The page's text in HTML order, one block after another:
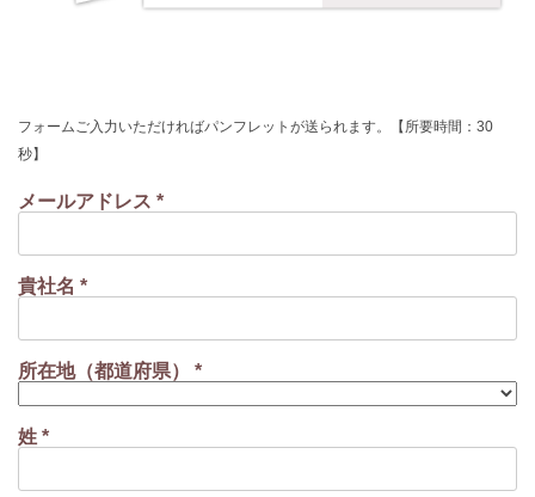
フォームご入力いただければパンフレットが送られます。【所要時間：30
秒】
メールアドレス *
貴社名 *
所在地（都道府県） *
姓 *